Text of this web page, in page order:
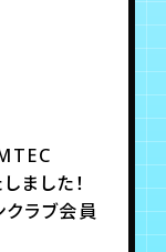
ました！
ラブ会員